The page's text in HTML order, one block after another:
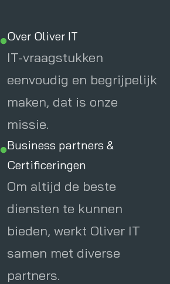
Over Oliver IT
IT-vraagstukken
eenvoudig en begrijpelijk
maken, dat is onze
missie.
Business partners &
Certificeringen
Om altijd de beste
diensten te kunnen
bieden, werkt Oliver IT
samen met diverse
partners.